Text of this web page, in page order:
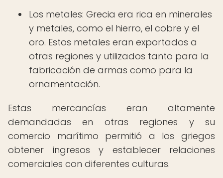
Los metales: Grecia era rica en minerales
y metales, como el hierro, el cobre y el
oro. Estos metales eran exportados a
otras regiones y utilizados tanto para la
fabricación de armas como para la
ornamentación.
Estas mercancías eran altamente
demandadas en otras regiones y su
comercio marítimo permitió a los griegos
obtener ingresos y establecer relaciones
comerciales con diferentes culturas.